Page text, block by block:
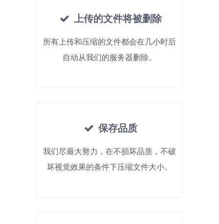
上传的文件将被删除
所有上传和压缩的文件都会在几小时后
自动从我们的服务器删除。
保存品质
我们尽最大努力，在不损坏品质，不破
坏视觉效果的条件下压缩文件大小。